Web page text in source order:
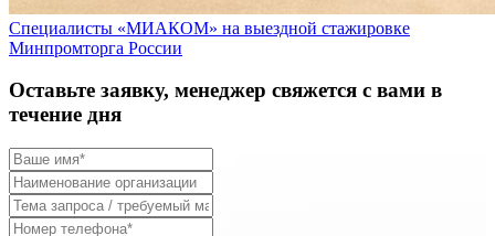
Специалисты «МИАКОМ» на выездной стажировке
Минпромторга России
Оставьте заявку, менеджер свяжется с вами в
течение дня